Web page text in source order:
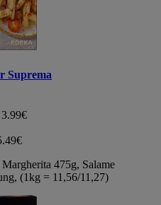
Suprema
475g, Salame
(1kg = 11,56/11,27)